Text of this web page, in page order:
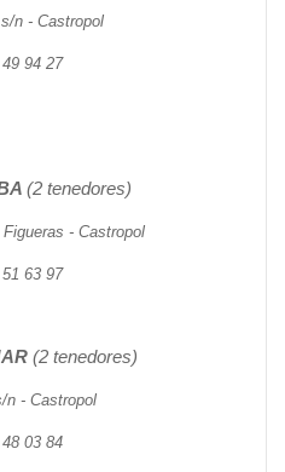
n - Castropol
94 27
(2 tenedores)
- Castropol
63 97
(2 tenedores)
n - Castropol
03 84